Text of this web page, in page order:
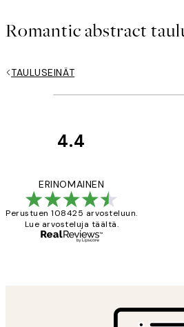
Romantic abstract
TAULUSEINÄT
4.4
ERINOMAINEN
Perustuen 108425 arvosteluun.
Lue arvosteluja täältä.